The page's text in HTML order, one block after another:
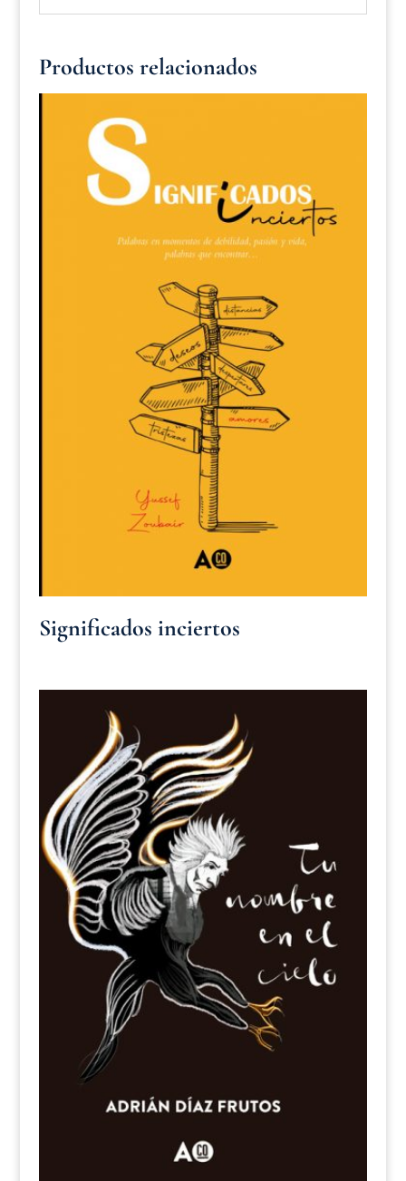
Productos relacionados
Significados inciertos